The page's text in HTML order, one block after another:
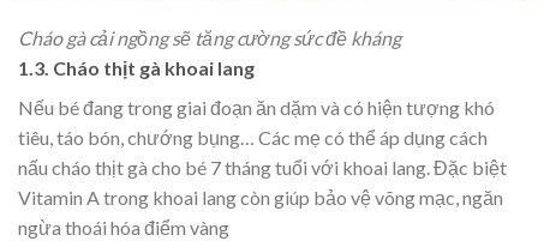
Cháo gà cải ngồng sẽ tăng cường sức đề kháng
1.3. Cháo thịt gà khoai lang
Nếu bé đang trong giai đoạn ăn dặm và có hiện tượng khó
tiêu, táo bón, chướng bụng… Các mẹ có thể áp dụng cách
nấu cháo thịt gà cho bé 7 tháng tuổi với khoai lang. Đặc biệt
Vitamin A trong khoai lang còn giúp bảo vệ võng mạc, ngăn
ngừa thoái hóa điểm vàng